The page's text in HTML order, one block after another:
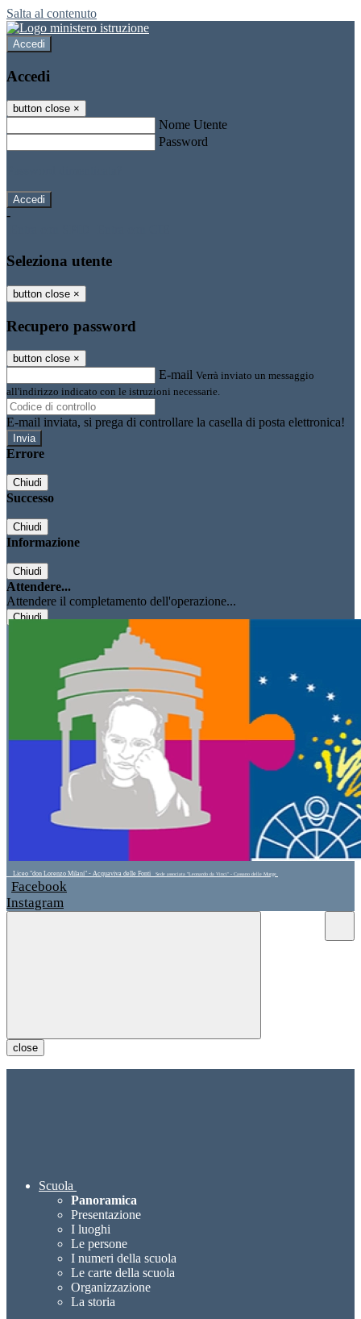
Salta al contenuto
Accedi
Accedi
button close ×
Nome Utente
Password
-
Seleziona utente
button close ×
Recupero password
button close ×
E-mail Verrà inviato un messaggio
all'indirizzo indicato con le istruzioni necessarie.
E-mail inviata, si prega di controllare la casella di posta elettronica!
Errore
Chiudi
Successo
Chiudi
Informazione
Chiudi
Attendere...
Attendere il completamento dell'operazione...
Chiudi
Liceo "don Lorenzo Milani" - Acquaviva delle Fonti Sede associata "Leonardo da Vinci" - Cassano delle Murge
Facebook
Instagram
close
Scuola
Panoramica
Presentazione
I luoghi
Le persone
I numeri della scuola
Le carte della scuola
Organizzazione
La storia